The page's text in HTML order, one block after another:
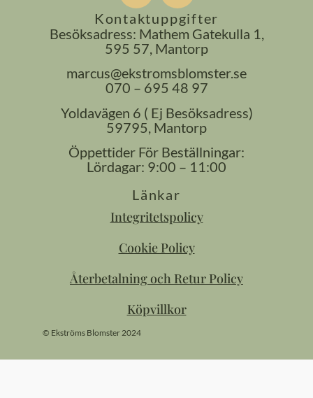
Länkar
Integritetspolicy
Cookie Policy
Återbetalning och Retur Policy
Köpvillkor
© Ekströms Blomster 2024
Kontaktuppgifter
Besöksadress: Mathem Gatekulla 1,
595 57, Mantorp
marcus@ekstromsblomster.se
070 – 695 48 97
Yoldavägen 6 ( Ej Besöksadress)
59795, Mantorp
Öppettider För Beställningar:
Lördagar: 9:00 – 11:00